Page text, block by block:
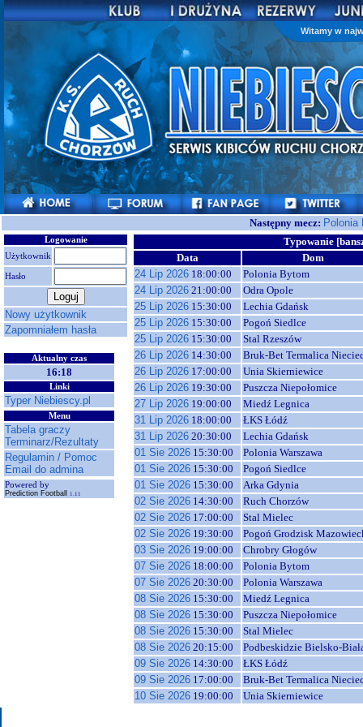
Witamy w
Następny mecz:
Logowanie
Użytkownik
Hasło
Nowy użytkownik
Zapomniałem hasła
Aktualny czas
16:18
Linki
Typer Niebiescy.pl
Menu
Tabela graczy
Terminarz/Rezultaty
Regulamin / Pomoc
Email do admina
Powered by
Prediction Football 1.11
Typowanie
Data
Dom
24 Lip 2026 18:00:00
Polonia Bytom
24 Lip 2026 21:00:00
Odra Opole
25 Lip 2026 15:30:00
Lechia Gdańsk
25 Lip 2026 15:30:00
Pogoń Siedlce
25 Lip 2026 15:30:00
Stal Rzeszów
26 Lip 2026 14:30:00
Bruk-Bet Termalica
26 Lip 2026 17:00:00
Unia Skierniewice
26 Lip 2026 19:30:00
Puszcza Niepołomice
27 Lip 2026 19:00:00
Miedź Legnica
31 Lip 2026 18:00:00
ŁKS Łódź
31 Lip 2026 20:30:00
Lechia Gdańsk
01 Sie 2026 15:30:00
Polonia Warszawa
01 Sie 2026 15:30:00
Pogoń Siedlce
01 Sie 2026 15:30:00
Arka Gdynia
02 Sie 2026 14:30:00
Ruch Chorzów
02 Sie 2026 17:00:00
Stal Mielec
02 Sie 2026 19:30:00
Pogoń Grodzisk
03 Sie 2026 19:00:00
Chrobry Głogów
07 Sie 2026 18:00:00
Polonia Bytom
07 Sie 2026 20:30:00
Polonia Warszawa
08 Sie 2026 15:30:00
Miedź Legnica
08 Sie 2026 15:30:00
Puszcza Niepołomice
08 Sie 2026 15:30:00
Stal Mielec
08 Sie 2026 20:15:00
Podbeskidzie Bielsko-
09 Sie 2026 14:30:00
ŁKS Łódź
09 Sie 2026 17:00:00
Bruk-Bet Termalica
10 Sie 2026 19:00:00 Unia Skierniewice